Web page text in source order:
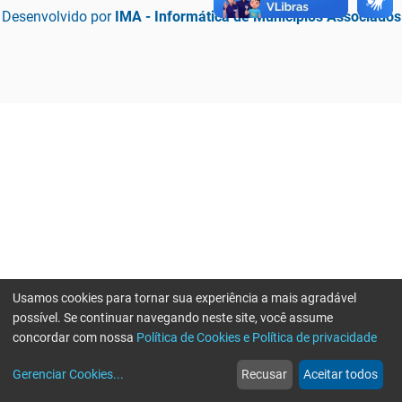
Desenvolvido por IMA - Informática de Municípios Associados
web
Notícias
more_horiz
Mais
Usamos cookies para tornar sua experiência a mais agradável
possível. Se continuar navegando neste site, você assume
concordar com nossa Política de Cookies e Política de privacidade
Gerenciar Cookies... Recusar Aceitar todos
Erro ao enviar informações, por favor tente novamente